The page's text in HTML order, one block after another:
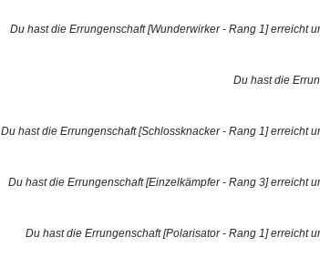
Du hast die Errungenschaft [Wunderwirker - Rang 1] erreicht
Du hast die
Du hast die Errungenschaft [Schlossknacker - Rang 1] erreicht
Du hast die Errungenschaft [Einzelkämpfer - Rang 3] erreicht
Du hast die Errungenschaft [Polarisator - Rang 1] erreicht